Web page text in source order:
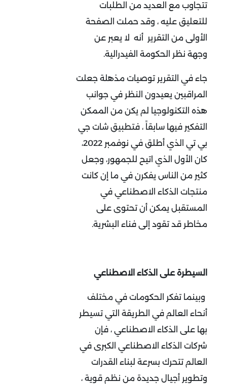
تتجاوب مع العديد من الطلبات
للتعليق عليه ، وقد حملت الصفحة
الأولى من التقرير أنه لا يعبر عن
وجهة نظر الحكومة الفيدرالية.
جاء في التقرير توصيات مذهلة جعلت
المراقبين يعيدون النظر في جوانب
هذه التكنولوجيا لم يكن من الممكن
التفكير فيها سابقاً ، فتطبيق شات جي
بي تي الذي أطلق في نوفمبر 2022،
كان الأول الذي اتيح للجمهور، وجعل
كثير من الناس يفكرن في ما إن كانت
منتجات الذكاء الاصطناعي في
المستقبل يمكن أن تحتوى على
مخاطر قد تقود إلى فناء البشرية.
السيطرة على الذكاء الاصطناعي
وبينما تفكر الحكومات في مختلف
أنحاء العالم في الطريقة التي تسيطر
بها على الذكاء الاصطناعي ، فإن
شركات الذكاء الاصطناعي الكبرى في
العالم تتحرك بسرعة لبناء القدرات
وتطوير أجيال جديدة من نظم قوية ،